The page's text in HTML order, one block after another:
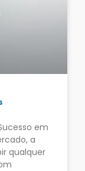
em
a
qualquer